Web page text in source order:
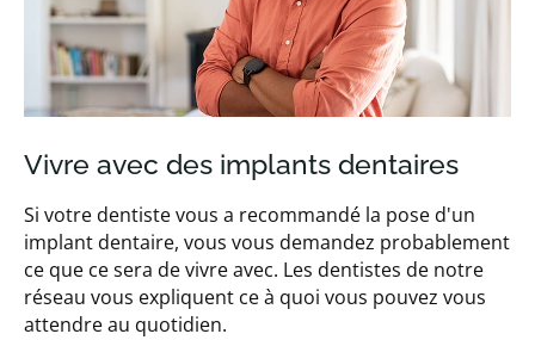
Vivre avec des implants dentaires
Si votre dentiste vous a recommandé la pose d'un
implant dentaire, vous vous demandez probablement
ce que ce sera de vivre avec. Les dentistes de notre
réseau vous expliquent ce à quoi vous pouvez vous
attendre au quotidien.